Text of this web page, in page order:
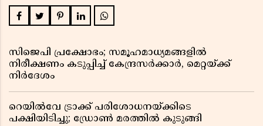
സിജെപി പ്രക്ഷോഭം; സമൂഹമാധ്യമങ്ങളിൽ
നിരീക്ഷണം കടുപ്പിച്ച് കേന്ദ്രസർക്കാർ, മെറ്റയ്ക്ക്
നിർദേശം
റെയിൽവേ ട്രാക്ക് പരിശോധനയ്ക്കിടെ
പക്ഷിയിടിച്ചു; ഡ്രോൺ മരത്തിൽ കുടുങ്ങി